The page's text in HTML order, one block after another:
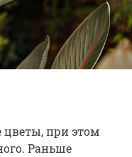
при этом
Раньше